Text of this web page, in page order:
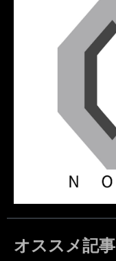
オススメ記事